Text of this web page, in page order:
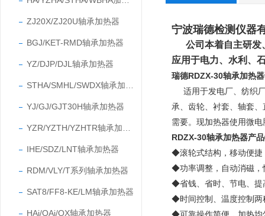
ZJ20X/ZJ20U轴承加热器
BGJ/KET-RMD轴承加热器
YZ/DJP/DJL轴承加热器
YJ/GJ/GJT30H轴承加热器
IHE/SDZ/LNT轴承加热器
RDM/VLY/T系列轴承加热器
SAT8/FF8-KE/LM轴承加热器
HAi/QAi/QX轴承加热器
宁波瑞德检测仪器
公司本着自主研发
应用于电力、水利、
瑞德RDZX-30轴承加热
适用于发电厂、纺织
承、齿轮、衬套、轴套
需要。 现加热器使用微
RDZX-30轴承加热器产
◆滚轮式结构，移动便捷
◆功率调整，自动消磁，
◆省钱、省时、节电、提
◆时间控制、温度控制两